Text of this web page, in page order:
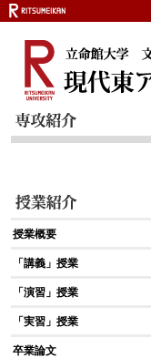
授業概要
「講義」授業
「演習」授業
「実習」授業
卒業論文